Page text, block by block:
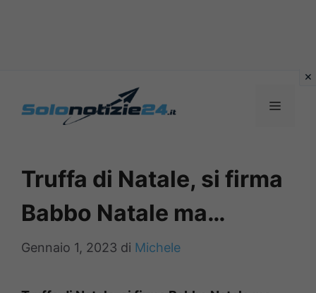
MENU
Truffa di Natale, si firma
Babbo Natale ma…
Gennaio 1, 2023 di Michele